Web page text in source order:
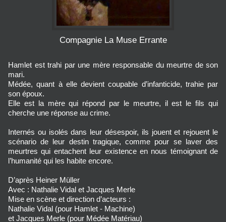
Compagnie La Muse Errante
Hamlet est trahi par une mère responsable du meurtre de son
mari.
Médée, quant à elle devient coupable d’infanticide, trahie par
son époux.
Elle est la mère qui répond par le meurtre, il est le fils qui
cherche une réponse au crime.
Internés ou isolés dans leur désespoir, ils jouent et rejouent le
scénario de leur destin tragique, comme pour se laver des
meurtres qui entachent leur existence en nous témoignant de
l’humanité qui les habite encore.
D’après Heiner Müller
Avec : Nathalie Vidal et Jacques Merle
Mise en scène et direction d’acteurs :
Nathalie Vidal (pour Hamlet - Machine)
et Jacques Merle (pour Médée Matériau)